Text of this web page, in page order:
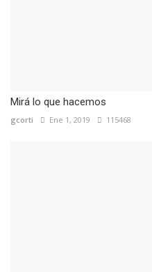
Mirá lo que hacemos
gcorti Ene 1, 2019 115468